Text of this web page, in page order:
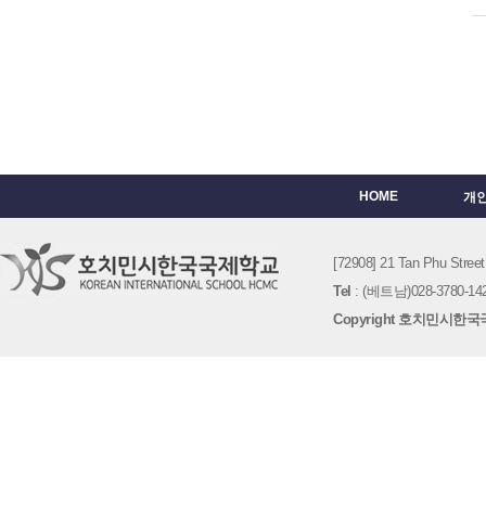
HOME 개
[72908] 21 Tan Phu
Tel : (베트남)028-3780-
Copyright 호치민시한국